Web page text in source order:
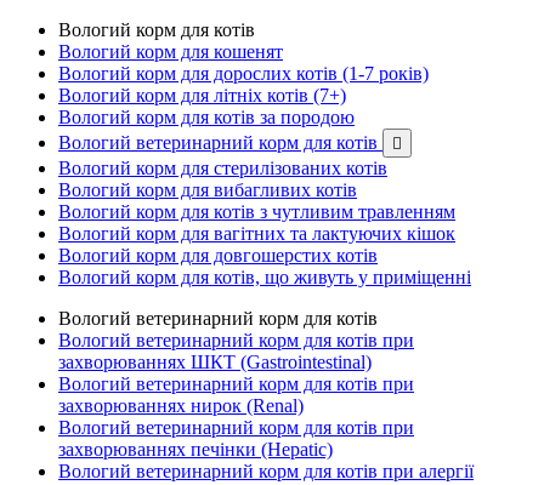
Вологий корм для котів
Вологий корм для кошенят
Вологий корм для дорослих котів (1-7 років)
Вологий корм для літніх котів (7+)
Вологий корм для котів за породою
Вологий ветеринарний корм для котів

Вологий корм для стерилізованих котів
Вологий корм для вибагливих котів
Вологий корм для котів з чутливим травленням
Вологий корм для вагітних та лактуючих кішок
Вологий корм для довгошерстих котів
Вологий корм для котів, що живуть у приміщенні
Вологий ветеринарний корм для котів
Вологий ветеринарний корм для котів при
захворюваннях ШКТ (Gastrointestinal)
Вологий ветеринарний корм для котів при
захворюваннях нирок (Renal)
Вологий ветеринарний корм для котів при
захворюваннях печінки (Hepatic)
Вологий ветеринарний корм для котів при алергії